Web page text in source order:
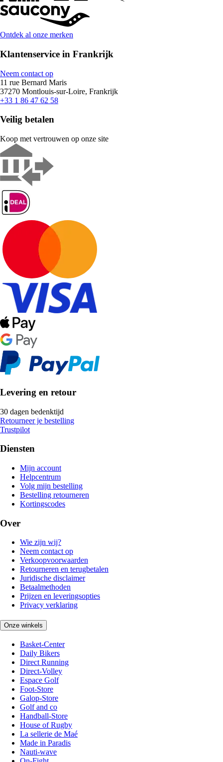
Ontdek al onze merken
Klantenservice in Frankrijk
Neem contact op
11 rue Bernard Maris
37270 Montlouis-sur-Loire, Frankrijk
+33 1 86 47 62 58
Veilig betalen
Koop met vertrouwen op onze site
Levering en retour
30 dagen bedenktijd
Retourneer je bestelling
Trustpilot
Diensten
Mijn account
Helpcentrum
Volg mijn bestelling
Bestelling retourneren
Kortingscodes
Over
Wie zijn wij?
Neem contact op
Verkoopvoorwaarden
Retourneren en terugbetalen
Juridische disclaimer
Betaalmethoden
Prijzen en leveringsopties
Privacy verklaring
Onze winkels
Basket-Center
Daily Bikers
Direct Running
Direct-Volley
Espace Golf
Foot-Store
Galop-Store
Golf and co
Handball-Store
House of Rugby
La sellerie de Maé
Made in Paradis
Nauti-wave